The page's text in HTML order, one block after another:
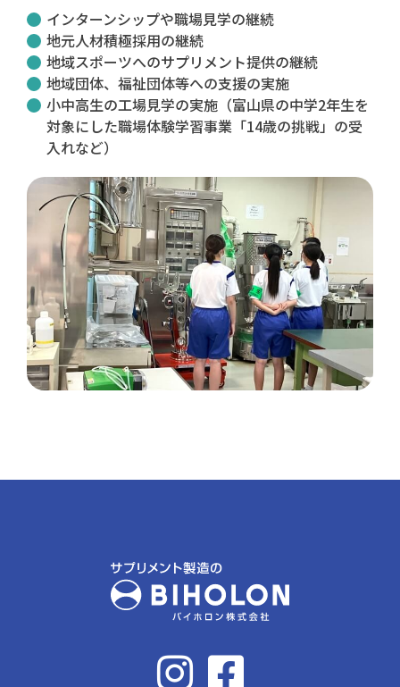
インターンシップや職場見学の継続
地元人材積極採用の継続
地域スポーツへのサプリメント提供の継続
地域団体、福祉団体等への支援の実施
小中高生の工場見学の実施（富山県の中学2年生を
対象にした職場体験学習事業「14歳の挑戦」の受
入れなど）